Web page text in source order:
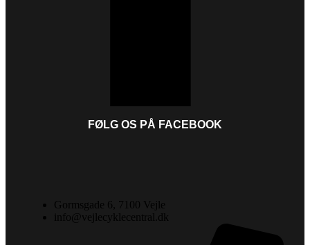
FØLG OS PÅ FACEBOOK
Gormsgade 6, 7100 Vejle
info@vejlecyklecentral.dk